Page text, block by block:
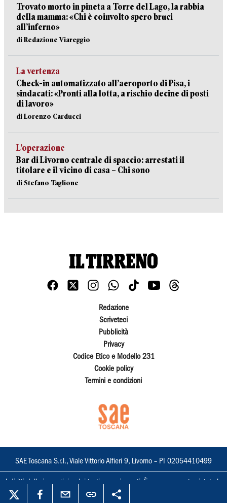
Trovato morto in pineta a Torre del Lago, la rabbia
della mamma: «Chi è coinvolto spero bruci
all’inferno»
di Redazione Viareggio
La vertenza
Check-in automatizzato all’aeroporto di Pisa, i
sindacati: «Pronti alla lotta, a rischio decine di posti
di lavoro»
di Lorenzo Carducci
L’operazione
Bar di Livorno centrale di spaccio: arrestati il
titolare e il vicino di casa – Chi sono
di Stefano Taglione
Redazione
Scriveteci
Pubblicità
Privacy
Codice Etico e Modello 231
Cookie policy
Termini e condizioni
SAE Toscana S.r.l., Viale Vittorio Alfieri 9, Livorno – PI 02054410499
I diritti delle immagini e dei testi sono riservati. È espressamente vietata la
loro riproduzione con qualsiasi mezzo e l'adattamento totale o parziale.